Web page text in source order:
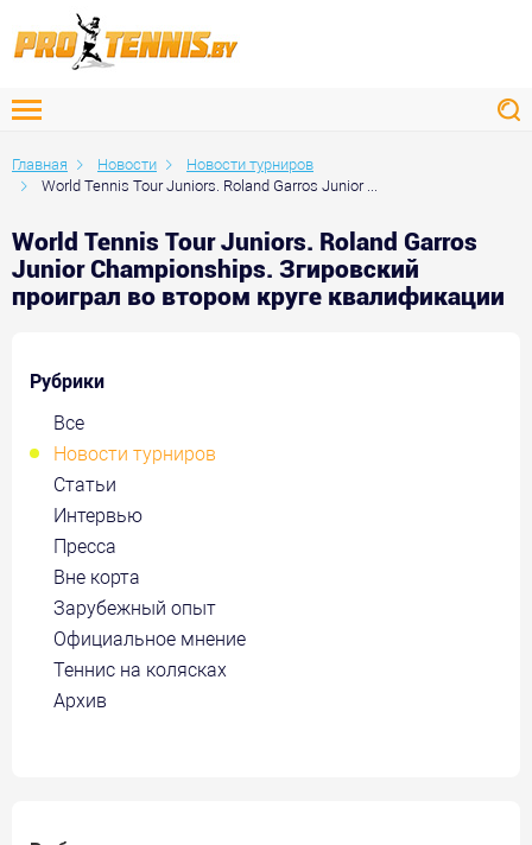
Главная Новости
Новости турниров
World Tennis Tour Juniors. Roland Garros Junior ...
World Tennis Tour Juniors. Roland Garros
Junior Championships. Згировский
проиграл во втором круге квалификации
Рубрики
Все
Новости турниров
Статьи
Интервью
Пресса
Вне корта
Зарубежный опыт
Официальное мнение
Теннис на колясках
Архив